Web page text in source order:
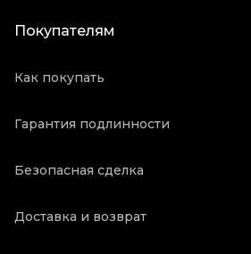
Покупателям
Как покупать
Гарантия подлинности
Безопасная сделка
Доставка и возврат